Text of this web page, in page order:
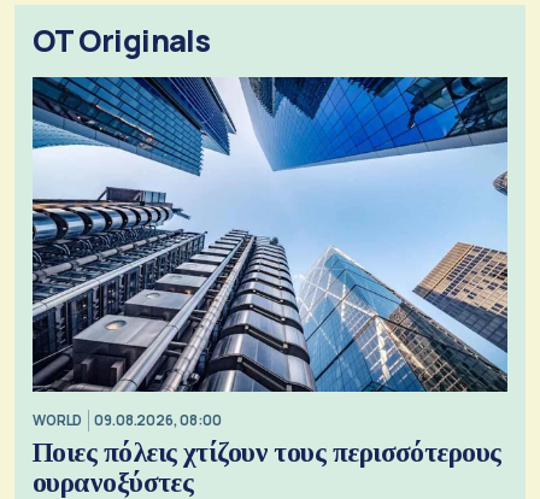
OT Originals
WORLD 09.08.2026, 08:00
Ποιες πόλεις χτίζουν τους περισσότερους
ουρανοξύστες